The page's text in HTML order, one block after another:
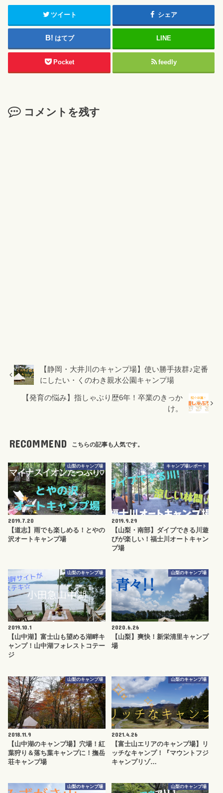
ツイート シェア
はてブ LINE
Pocket feedly
コメントを残す
【静岡・大井川のキャンプ場】使い勝手抜群♪定番
にしたい・くのわき親水公園キャンプ場
【発育の悩み】指しゃぶり歴6年！卒業のきっか
け。
RECOMMEND こちらの記事も人気です。
山梨のキャンプ場
2019.7.20
【道志】雨でも楽しめる！とやの
沢オートキャンプ場
キャンプ場レポート
2019.9.29
【山梨・南部】ダイブできる川遊
びが楽しい！福士川オートキャン
プ場
山梨のキャンプ場
2019.10.1
【山中湖】富士山も望める湖畔キ
ャンプ！山中湖フォレストコテー
ジ
山梨のキャンプ場
2020.6.26
【山梨】爽快！新栄清里キャンプ
場
山梨のキャンプ場
2018.11.9
【山中湖のキャンプ場】穴場！紅
葉狩り＆落ち葉キャンプに！撫岳
荘キャンプ場
山梨のキャンプ場
2021.4.26
【富士山エリアのキャンプ場】リ
ッチなキャンプ！『マウントフジ
キャンプリゾ…
山梨のキャンプ場 山梨のキャンプ場